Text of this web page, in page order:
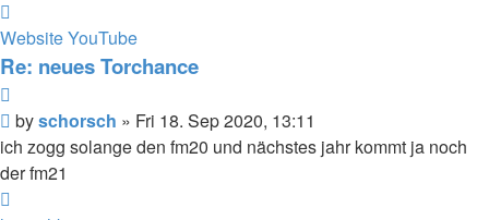
schorsch
WebsiteYouTube
Re: neues Torchance
Post
byschorsch » Fri 18. Sep 2020, 13:11
ich zogg solange den fm20 und nächstes jahr kommt ja noch
der fm21